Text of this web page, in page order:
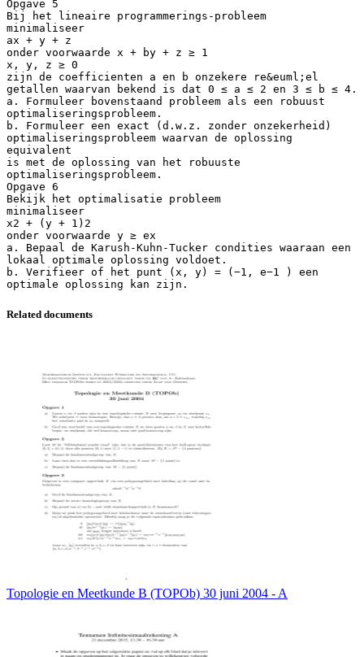
Opgave 5
Bij het lineaire programmerings-probleem
minimaliseer
ax + y + z
onder voorwaarde x + by + z ≥ 1
x, y, z ≥ 0
zijn de coefficienten a en b onzekere re&euml;el
getallen waarvan bekend is dat 0 ≤ a ≤ 2 en 3 ≤ b ≤ 4.
a. Formuleer bovenstaand probleem als een robuust
optimaliseringsprobleem.
b. Formuleer een exact (d.w.z. zonder onzekerheid)
optimaliseringsprobleem waarvan de oplossing
equivalent
is met de oplossing van het robuuste
optimaliseringsprobleem.
Opgave 6
Bekijk het optimalisatie probleem
minimaliseer
x2 + (y + 1)2
onder voorwaarde y ≥ ex
a. Bepaal de Karush-Kuhn-Tucker condities waaraan een
lokaal optimale oplossing voldoet.
b. Verifieer of het punt (x, y) = (−1, e−1 ) een
Related documents
Topologie en Meetkunde B (TOPOb) 30 juni 2004 - A